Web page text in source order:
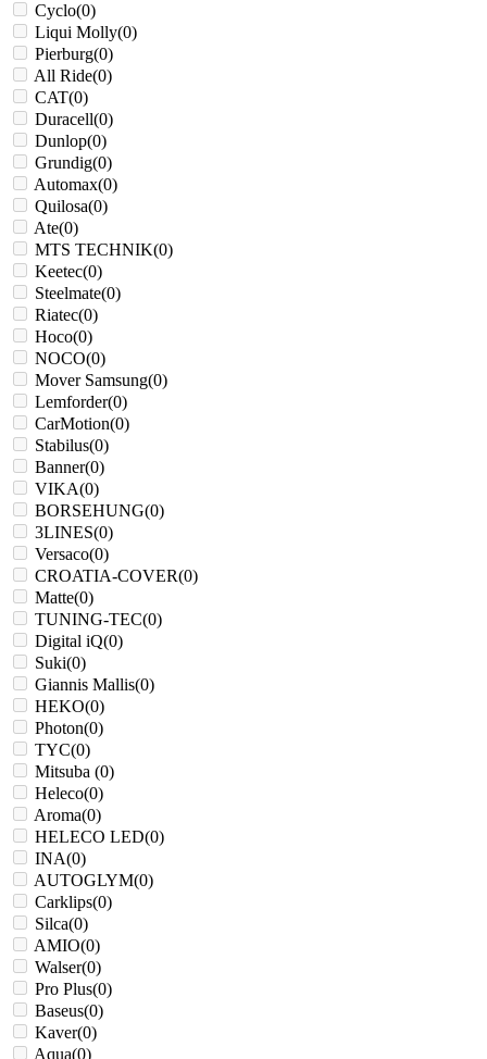
Cyclo(0)
Liqui Molly(0)
Pierburg(0)
All Ride(0)
CAT(0)
Duracell(0)
Dunlop(0)
Grundig(0)
Αutomax(0)
Quilosa(0)
Ate(0)
MTS TECHNIK(0)
Keetec(0)
Steelmate(0)
Riatec(0)
Hoco(0)
NOCO(0)
Mover Samsung(0)
Lemforder(0)
CarMotion(0)
Stabilus(0)
Banner(0)
VIKA(0)
BORSEHUNG(0)
3LINES(0)
Versaco(0)
CROATIA-COVER(0)
Matte(0)
TUNING-TEC(0)
Digital iQ(0)
Suki(0)
Giannis Mallis(0)
HEKO(0)
Photon(0)
TYC(0)
Mitsuba (0)
Heleco(0)
Aroma(0)
HELECO LED(0)
INA(0)
AUTOGLYM(0)
Carklips(0)
Silca(0)
AMIO(0)
Walser(0)
Pro Plus(0)
Baseus(0)
Kaver(0)
Aqua(0)